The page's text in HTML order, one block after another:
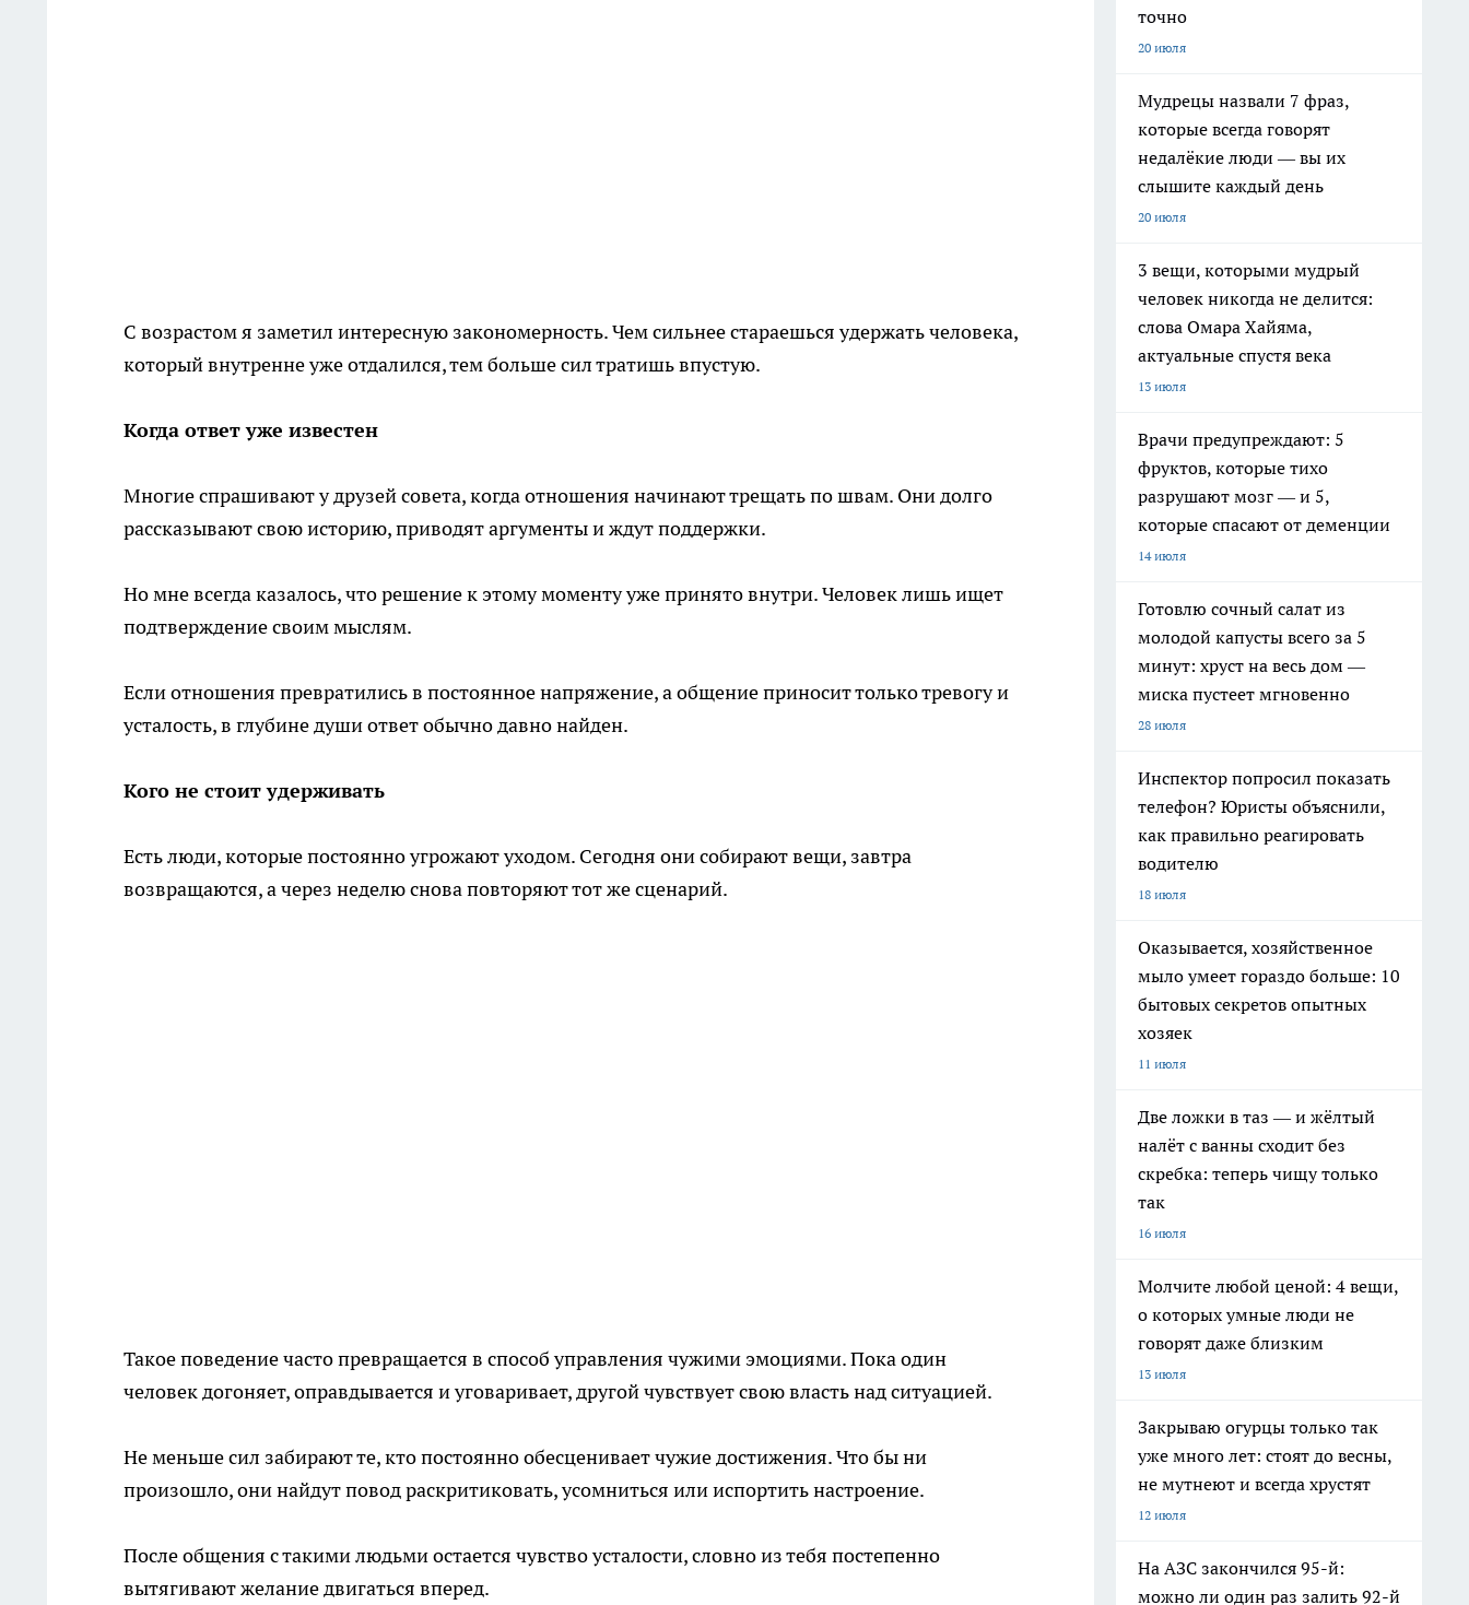
С возрастом я заметил интересную закономерность. Чем сильнее стараешься удержать человека,
который внутренне уже отдалился, тем больше сил тратишь впустую.
Когда ответ уже известен
Многие спрашивают у друзей совета, когда отношения начинают трещать по швам. Они долго
рассказывают свою историю, приводят аргументы и ждут поддержки.
Но мне всегда казалось, что решение к этому моменту уже принято внутри. Человек лишь ищет
подтверждение своим мыслям.
Если отношения превратились в постоянное напряжение, а общение приносит только тревогу и
усталость, в глубине души ответ обычно давно найден.
Кого не стоит удерживать
Есть люди, которые постоянно угрожают уходом. Сегодня они собирают вещи, завтра
возвращаются, а через неделю снова повторяют тот же сценарий.
Такое поведение часто превращается в способ управления чужими эмоциями. Пока один
человек догоняет, оправдывается и уговаривает, другой чувствует свою власть над ситуацией.
Не меньше сил забирают те, кто постоянно обесценивает чужие достижения. Что бы ни
произошло, они найдут повод раскритиковать, усомниться или испортить настроение.
После общения с такими людьми остается чувство усталости, словно из тебя постепенно
вытягивают желание двигаться вперед.
точно
20 июля
Мудрецы назвали 7 фраз,
которые всегда говорят
недалёкие люди — вы их
слышите каждый день
20 июля
3 вещи, которыми мудрый
человек никогда не делится:
слова Омара Хайяма,
актуальные спустя века
13 июля
Врачи предупреждают: 5
фруктов, которые тихо
разрушают мозг — и 5,
которые спасают от деменции
14 июля
Готовлю сочный салат из
молодой капусты всего за 5
минут: хруст на весь дом —
миска пустеет мгновенно
28 июля
Инспектор попросил показать
телефон? Юристы объяснили,
как правильно реагировать
водителю
18 июля
Оказывается, хозяйственное
мыло умеет гораздо больше: 10
бытовых секретов опытных
хозяек
11 июля
Две ложки в таз — и жёлтый
налёт с ванны сходит без
скребка: теперь чищу только
так
16 июля
Молчите любой ценой: 4 вещи,
о которых умные люди не
говорят даже близким
13 июля
Закрываю огурцы только так
уже много лет: стоят до весны,
не мутнеют и всегда хрустят
12 июля
На АЗС закончился 95-й:
можно ли один раз залить 92-й